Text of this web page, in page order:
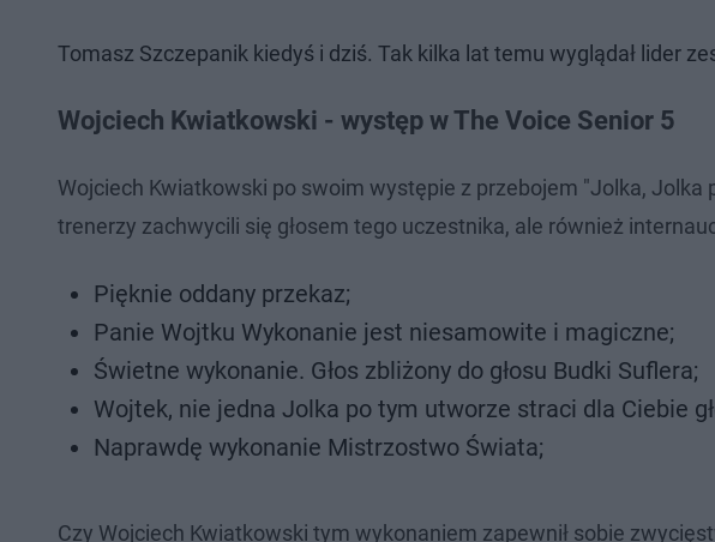
Tomasz Szczepanik kiedyś i dziś. Tak kilka lat temu wyglądał lider
Wojciech Kwiatkowski - występ w The Voice Senior 5
Wojciech Kwiatkowski po swoim występie z przebojem "Jolka, Jolka
trenerzy zachwycili się głosem tego uczestnika, ale również
Pięknie oddany przekaz;
Panie Wojtku Wykonanie jest niesamowite i magiczne;
Świetne wykonanie. Głos zbliżony do głosu Budki Suflera;
Wojtek, nie jedna Jolka po tym utworze straci dla Ciebie
Naprawdę wykonanie Mistrzostwo Świata;
Czy Wojciech Kwiatkowski tym wykonaniem zapewnił sobie